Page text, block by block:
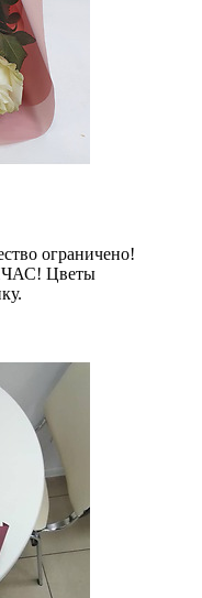
ограничено!
Цветы